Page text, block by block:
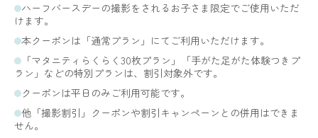
ハーフバースデーの撮影をされるお子さま限定でご使用いただ
けます。
本クーポンは「通常プラン」にてご利用いただけます。
「マタニティらくらく30枚プラン」「手がた足がた体験つきプ
ラン」などの特別プランは、割引対象外です。
クーポンは平日のみご利用可能です。
他「撮影割引」クーポンや割引キャンペーンとの併用はできま
せん。